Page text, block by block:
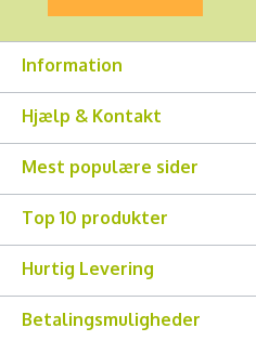
Information
Hjælp & Kontakt
Mest populære sider
Top 10 produkter
Hurtig Levering
Betalingsmuligheder